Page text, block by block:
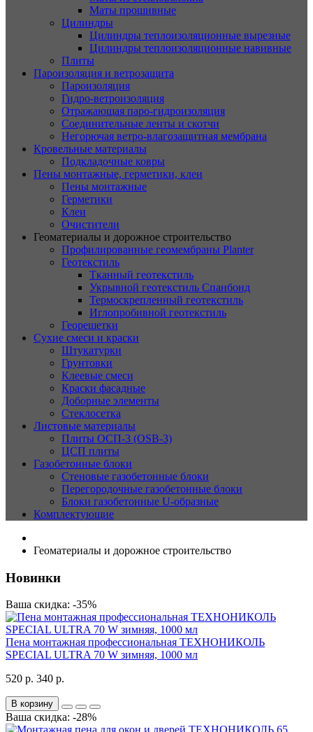
Маты прошивные
Цилиндры
Цилиндры теплоизоляционные вырезные
Цилиндры теплоизоляционные навивные
Плиты
Пароизоляция и ветрозащита
Пароизоляция
Гидро-ветроизоляция
Отражающая паро-гидроизоляция
Соединительные ленты и скотчи
Негорючая ветро-влагозащитная мембрана
Кровельные материалы
Подкладочные ковры
Пены монтажные, герметики, клеи
Пены монтажные
Герметики
Клеи
Очистители
Геоматериалы и дорожное строительство
Профилированные геомембраны Planter
Геотекстиль
Тканный геотекстиль
Укрывной геотекстиль Спанбонд
Термоскрепленный геотекстиль
Иглопробивной геотекстиль
Георешетки
Сухие смеси и краски
Штукатурки
Грунтовки
Клеевые смеси
Краски фасадные
Доборные элементы
Стеклосетка
Листовые материалы
Плиты ОСП-3 (OSB-3)
ЦСП плиты
Газобетонные блоки
Стеновые газобетонные блоки
Перегородочные газобетонные блоки
Блоки газобетонные U-образные
Комплектующие
Геоматериалы и дорожное строительство
Новинки
Ваша скидка: -35%
Пена монтажная профессиональная ТЕХНОНИКОЛЬ
SPECIAL ULTRA 70 W зимняя, 1000 мл
520 р. 340 р.
В корзину
Ваша скидка: -28%